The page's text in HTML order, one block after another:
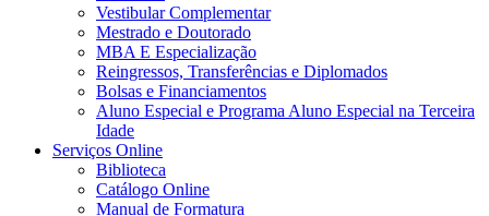
Vestibular Complementar
Mestrado e Doutorado
MBA E Especialização
Reingressos, Transferências e Diplomados
Bolsas e Financiamentos
Aluno Especial e Programa Aluno Especial na Terceira
Idade
Serviços Online
Biblioteca
Catálogo Online
Manual de Formatura